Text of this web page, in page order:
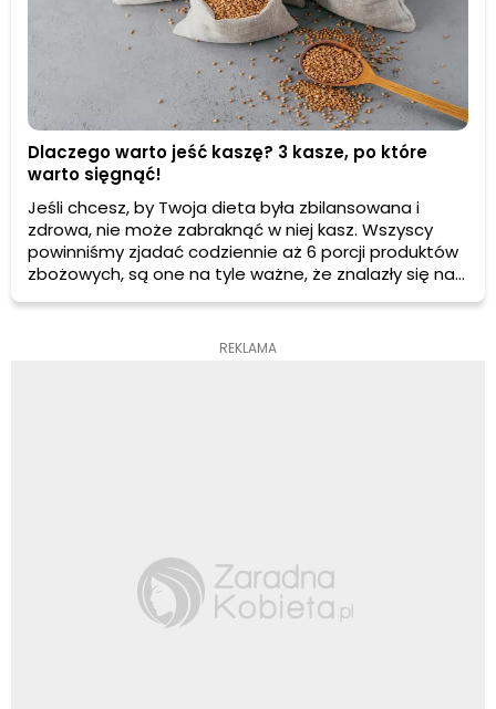
Dlaczego warto jeść kaszę? 3 kasze, po które
warto sięgnąć!
Jeśli chcesz, by Twoja dieta była zbilansowana i
zdrowa, nie może zabraknąć w niej kasz. Wszyscy
powinniśmy zjadać codziennie aż 6 porcji produktów
zbożowych, są one na tyle ważne, że znalazły się na
samym dole piramidy żywieniowej. Tylko jaką kaszę
REKLAMA